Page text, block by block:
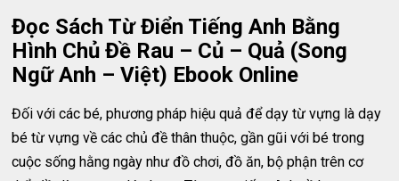
Đọc Sách Từ Điển Tiếng Anh Bằng
Hình Chủ Đề Rau – Củ – Quả (Song
Ngữ Anh – Việt) Ebook Online
Đối với các bé, phương pháp hiệu quả để dạy từ vựng là dạy
bé từ vựng về các chủ đề thân thuộc, gần gũi với bé trong
cuộc sống hằng ngày như đồ chơi, đồ ăn, bộ phận trên cơ